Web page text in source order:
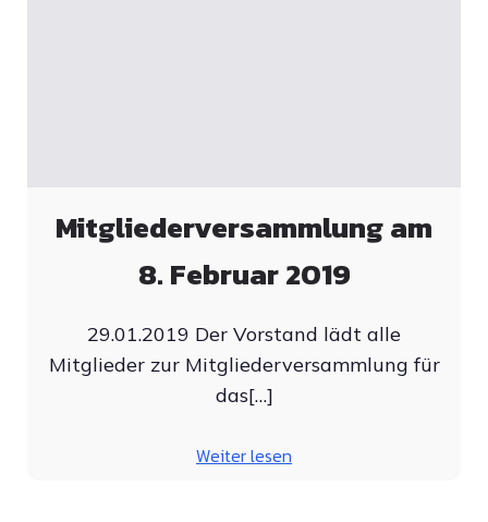
Mitgliederversammlung am
8. Februar 2019
29.01.2019 Der Vorstand lädt alle
Mitglieder zur Mitgliederversammlung für
das[…]
Weiter lesen